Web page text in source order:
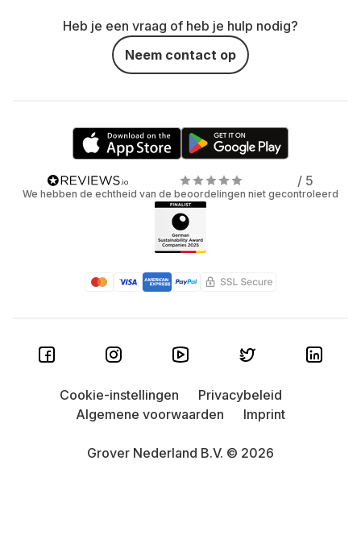
Heb je een vraag of heb je hulp nodig?
Neem contact op
/ 5
We hebben de echtheid van de beoordelingen niet gecontroleerd
Grover Nederland B.V. © 2026
Cookie-instellingen
Privacybeleid
Algemene voorwaarden
Imprint